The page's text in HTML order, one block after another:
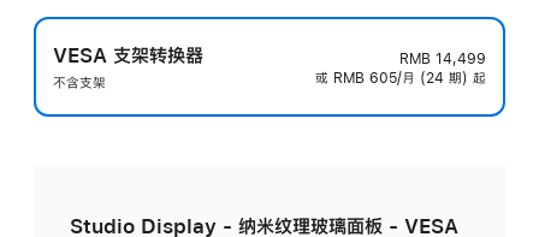
VESA 支架转换器
不含支架
RMB 14,499
或 RMB 605/月 (24 期) 起
Studio Display - 纳米纹理玻璃面板 - VESA